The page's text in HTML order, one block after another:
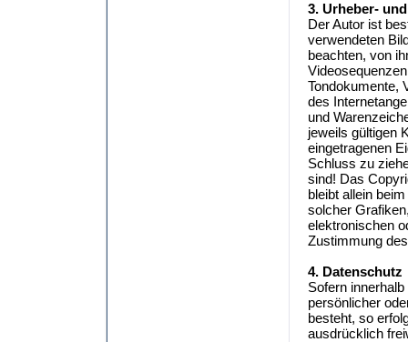
3. Urheber-
Der Autor ist
verwendeten
beachten, von
Tondokumente,
des
und
jeweils gültigen
eingetragenen
Schluss zu
sind! Das
bleibt allein
solcher
elektronischen
Zustimmung
4. Datenschutz
Sofern
persönlicher
besteht, so
ausdrücklich